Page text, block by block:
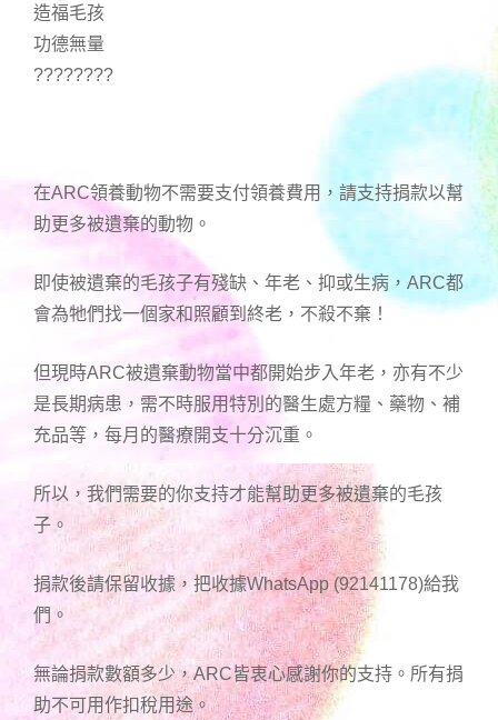
造福毛孩
功德無量
????????
在ARC領養動物不需要支付領養費用，請支持捐款以幫
助更多被遺棄的動物。
即使被遺棄的毛孩子有殘缺、年老、抑或生病，ARC都
會為牠們找一個家和照顧到終老，不殺不棄！
但現時ARC被遺棄動物當中都開始步入年老，亦有不少
是長期病患，需不時服用特別的醫生處方糧、藥物、補
充品等，每月的醫療開支十分沉重。
所以，我們需要的你支持才能幫助更多被遺棄的毛孩
子。
捐款後請保留收據，把收據WhatsApp (92141178)給我
們。
無論捐款數額多少，ARC皆衷心感謝你的支持。所有捐
助不可用作扣稅用途。